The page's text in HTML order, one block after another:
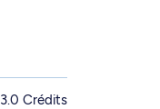
3.0 Crédits